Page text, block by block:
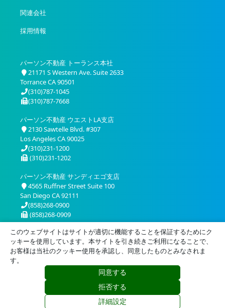
関連会社
採用情報
パーソン不動産 トーランス本社
21171 S Western Ave. Suite 2633
Torrance CA 90501
(310)787-1045
(310)787-7668
パーソン不動産 ウエストLA支店
2130 Sawtelle Blvd. #307
Los Angeles CA 90025
(310)231-1200
(310)231-1202
パーソン不動産 サンディエゴ支店
4565 Ruffner Street Suite 100
San Diego CA 92111
(858)268-0900
(858)268-0909
© 2026 Person Realty, Inc. All Rights Reserved.
このウェブサイトはサイトが適切に機能することを保証するためにク
ッキーを使用しています。本サイトを引き続きご利用になることで、
お客様は当社のクッキー使用を承認し、同意したものとみなされま
す。
同意する
拒否する
詳細設定